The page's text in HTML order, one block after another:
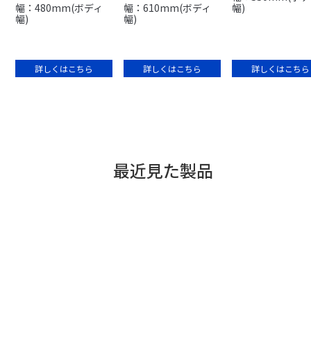
幅：480mm(ボディ
幅)
詳しくはこちら
幅：610mm(ボディ
幅)
詳しくはこちら
幅)
詳しくはこちら
最近見た製品